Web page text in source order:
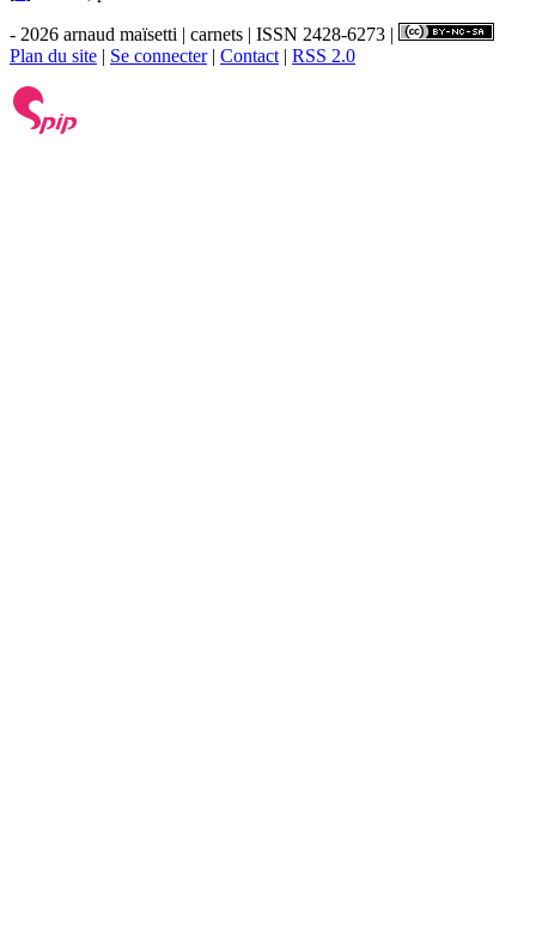
- 2026 arnaud maïsetti | carnets | ISSN 2428-6273 |
Plan du site | Se connecter| Contact | RSS 2.0